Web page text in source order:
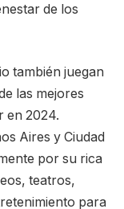
de los
también juegan
las mejores
en 2024.
Aires y Ciudad
por su rica
teatros,
para